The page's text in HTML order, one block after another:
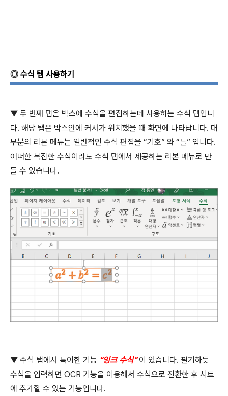
◎ 수식 탭 사용하기
▼ 두 번째 탭은 박스에 수식을 편집하는데 사용하는 수식 탭입니
다. 해당 탭은 박스안에 커서가 위치했을 때 화면에 나타납니다. 대
부분의 리본 메뉴는 일반적인 수식 편집을 “기호” 와 “틀” 입니다.
어떠한 복잡한 수식이라도 수식 탭에서 제공하는 리본 메뉴로 만
들 수 있습니다.
▼ 수식 탭에서 특이한 기능 “잉크 수식” 이 있습니다. 필기하듯
수식을 입력하면 OCR 기능을 이용해서 수식으로 전환한 후 시트
에 추가할 수 있는 기능입니다.